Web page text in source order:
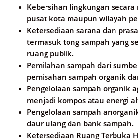
Kebersihan lingkungan
pusat kota maupun wilayah
Ketersediaan sarana dan
termasuk tong sampah yang
ruang publik.
Pemilahan sampah dari
pemisahan sampah organik
Pengelolaan sampah organik
menjadi kompos atau energi
Pengelolaan sampah
daur ulang dan bank sampah.
Ketersediaan Ruang Terbuka